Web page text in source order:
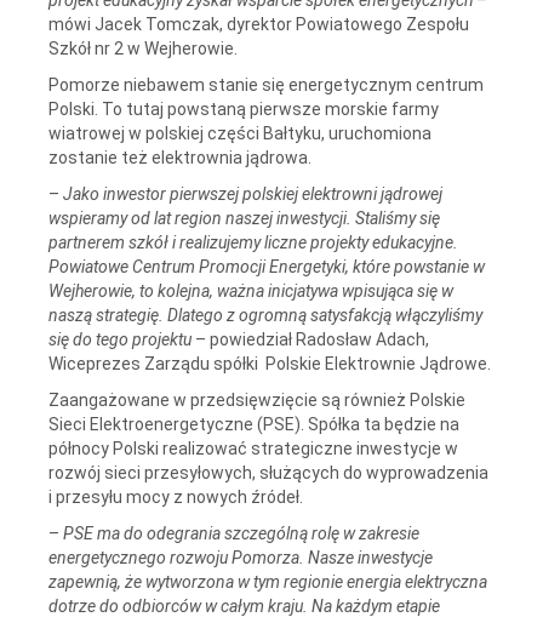
mówi Jacek Tomczak, dyrektor Powiatowego Zespołu
Szkół nr 2 w Wejherowie.
Pomorze niebawem stanie się energetycznym centrum
Polski. To tutaj powstaną pierwsze morskie farmy
wiatrowej w polskiej części Bałtyku, uruchomiona
zostanie też elektrownia jądrowa.
– Jako inwestor pierwszej polskiej elektrowni jądrowej
wspieramy od lat region naszej inwestycji. Staliśmy się
partnerem szkół i realizujemy liczne projekty edukacyjne.
Powiatowe Centrum Promocji Energetyki, które powstanie w
Wejherowie, to kolejna, ważna inicjatywa wpisująca się w
naszą strategię. Dlatego z ogromną satysfakcją włączyliśmy
się do tego projektu – powiedział Radosław Adach,
Wiceprezes Zarządu spółki Polskie Elektrownie Jądrowe.
Zaangażowane w przedsięwzięcie są również Polskie
Sieci Elektroenergetyczne (PSE). Spółka ta będzie na
północy Polski realizować strategiczne inwestycje w
rozwój sieci przesyłowych, służących do wyprowadzenia
i przesyłu mocy z nowych źródeł.
– PSE ma do odegrania szczególną rolę w zakresie
energetycznego rozwoju Pomorza. Nasze inwestycje
zapewnią, że wytworzona w tym regionie energia elektryczna
dotrze do odbiorców w całym kraju. Na każdym etapie